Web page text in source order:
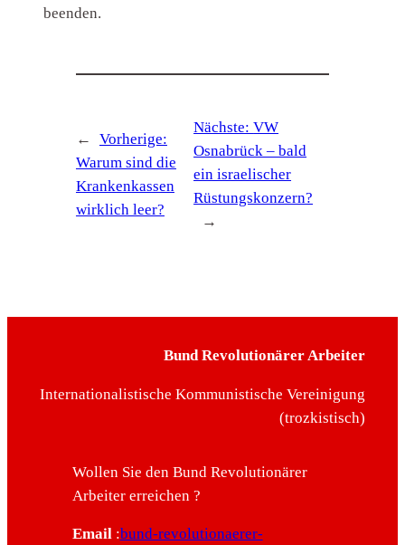
beenden.
←
Vorherige:
Warum sind die
Krankenkassen
wirklich leer?
Nächste:VW
Osnabrück – bald
ein israelischer
Rüstungskonzern?
→
Bund Revolutionärer Arbeiter
Internationalistische Kommunistische Vereinigung
(trozkistisch)
Wollen Sie den Bund Revolutionärer
Arbeiter erreichen ?
Email:bund-revolutionaerer-